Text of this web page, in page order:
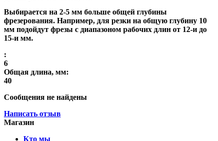
Выбирается на 2-5 мм больше общей глубины
фрезерования. Например, для резки на общую глубину 10
мм подойдут фрезы с диапазоном рабочих длин от 12-и до
15-и мм.
:
6
Общая длина, мм:
40
Сообщения не найдены
Написать отзыв
Магазин
Кто мы